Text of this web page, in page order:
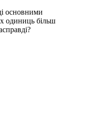
основними
одиниць більш